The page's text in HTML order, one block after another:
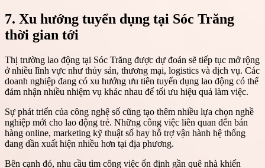
7. Xu hướng tuyển dụng tại Sóc Trăng
thời gian tới
Thị trường lao động tại Sóc Trăng được dự đoán sẽ tiếp tục mở rộng
ở nhiều lĩnh vực như thủy sản, thương mại, logistics và dịch vụ. Các
doanh nghiệp đang có xu hướng ưu tiên tuyển dụng lao động có thể
đảm nhận nhiều nhiệm vụ khác nhau để tối ưu hiệu quả làm việc.
Sự phát triển của công nghệ số cũng tạo thêm nhiều lựa chọn nghề
nghiệp mới cho lao động trẻ. Những công việc liên quan đến bán
hàng online, marketing kỹ thuật số hay hỗ trợ vận hành hệ thống
đang dần xuất hiện nhiều hơn tại địa phương.
Bên cạnh đó, nhu cầu tìm công việc ổn định gần quê nhà khiến